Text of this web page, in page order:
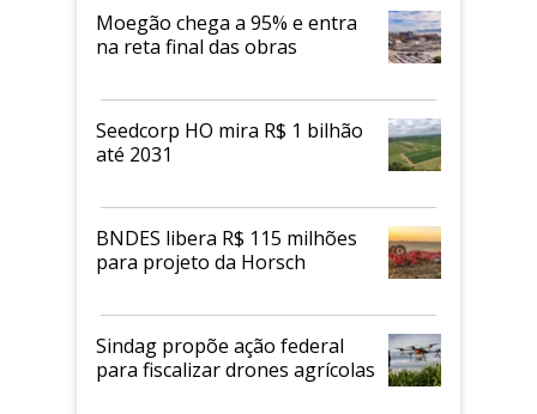
Moegão chega a 95% e entra
na reta final das obras
Seedcorp HO mira R$ 1 bilhão
até 2031
BNDES libera R$ 115 milhões
para projeto da Horsch
Sindag propõe ação federal
para fiscalizar drones agrícolas